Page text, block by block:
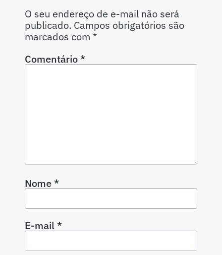
O seu endereço de e-mail não será
publicado. Campos obrigatórios são
marcados com *
Comentário*
Nome*
E-mail*